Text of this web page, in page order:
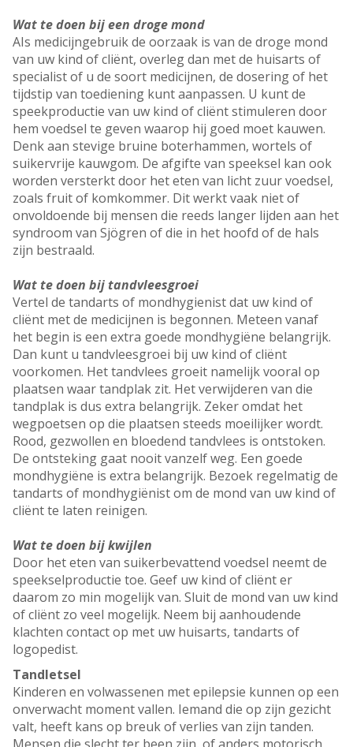
Wat te doen bij een droge mond
AIs medicijngebruik de oorzaak is van de droge mond
van uw kind of cliënt, overleg dan met de huisarts of
specialist of u de soort medicijnen, de dosering of het
tijdstip van toediening kunt aanpassen. U kunt de
speekproductie van uw kind of cliënt stimuleren door
hem voedsel te geven waarop hij goed moet kauwen.
Denk aan stevige bruine boterhammen, wortels of
suikervrije kauwgom. De afgifte van speeksel kan ook
worden versterkt door het eten van licht zuur voedsel,
zoals fruit of komkommer. Dit werkt vaak niet of
onvoldoende bij mensen die reeds langer lijden aan het
syndroom van Sjögren of die in het hoofd of de hals
zijn bestraald.
Wat te doen bij tandvleesgroei
Vertel de tandarts of mondhygienist dat uw kind of
cliënt met de medicijnen is begonnen. Meteen vanaf
het begin is een extra goede mondhygiëne belangrijk.
Dan kunt u tandvleesgroei bij uw kind of cliënt
voorkomen. Het tandvlees groeit namelijk vooral op
plaatsen waar tandplak zit. Het verwijderen van die
tandplak is dus extra belangrijk. Zeker omdat het
wegpoetsen op die plaatsen steeds moeilijker wordt.
Rood, gezwollen en bloedend tandvlees is ontstoken.
De ontsteking gaat nooit vanzelf weg. Een goede
mondhygiëne is extra belangrijk. Bezoek regelmatig de
tandarts of mondhygiënist om de mond van uw kind of
cliënt te laten reinigen.
Wat te doen bij kwijlen
Door het eten van suikerbevattend voedsel neemt de
speekselproductie toe. Geef uw kind of cliënt er
daarom zo min mogelijk van. Sluit de mond van uw kind
of cliënt zo veel mogelijk. Neem bij aanhoudende
klachten contact op met uw huisarts, tandarts of
logopedist.
Tandletsel
Kinderen en volwassenen met epilepsie kunnen op een
onverwacht moment vallen. Iemand die op zijn gezicht
valt, heeft kans op breuk of verlies van zijn tanden.